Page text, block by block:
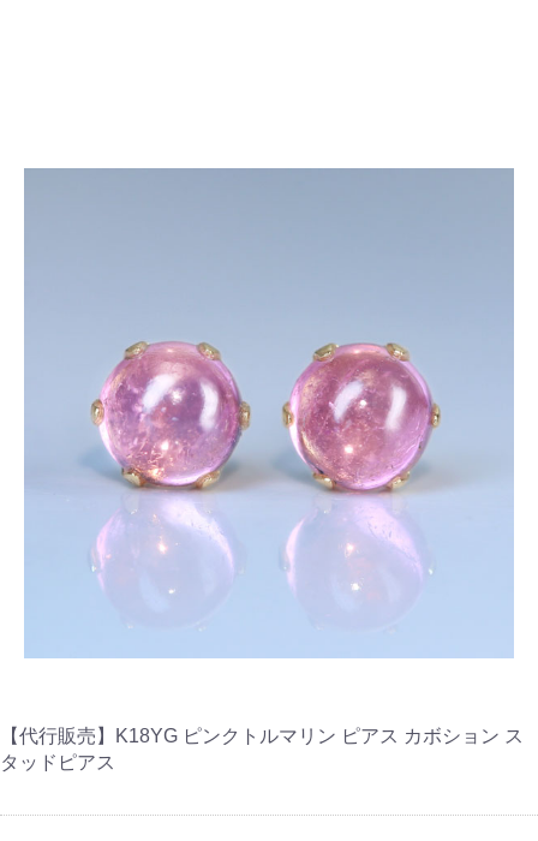
【代行販売】K18YG ピンクトルマリン ピアス カボション ス
タッドピアス